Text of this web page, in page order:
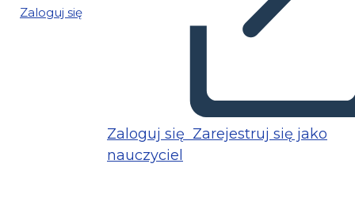
Zaloguj się
Zaloguj się Zarejestruj się jako
nauczyciel